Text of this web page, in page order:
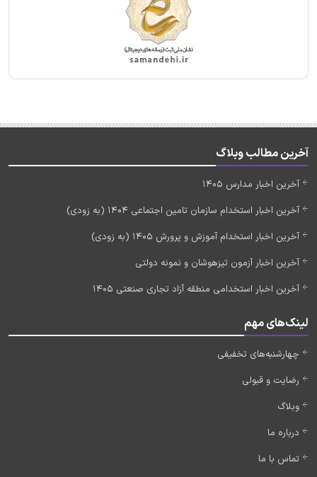
آخرین مطالب وبلاگ
آخرین اخبار مدارس 1405
آخرین اخبار استخدام سازمان تامین اجتماعی 1404 (به زودی)
آخرین اخبار استخدام آموزش و پرورش 1405 (به زودی)
آخرین اخبار آزمون تیزهوشان و نمونه دولتی
آخرین اخبار استخدامی منطقه آزاد تجاری صنعتی 1405
لینک‌های مهم
چهارشنبه‌های تخفیفی
رضایت و قبولی
وبلاگ
درباره ما
تماس با ما